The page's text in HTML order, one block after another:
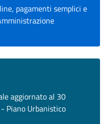
pagamenti semplici e
aggiornato al 30
Piano Urbanistico